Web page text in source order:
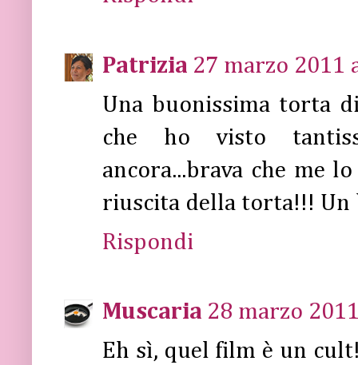
Patrizia 27 marzo 2011
Una buonissima torta
che ho visto
ancora...brava che me
riuscita della torta!!! Un
Rispondi
Muscaria 28 marzo
Eh sì, quel film è un